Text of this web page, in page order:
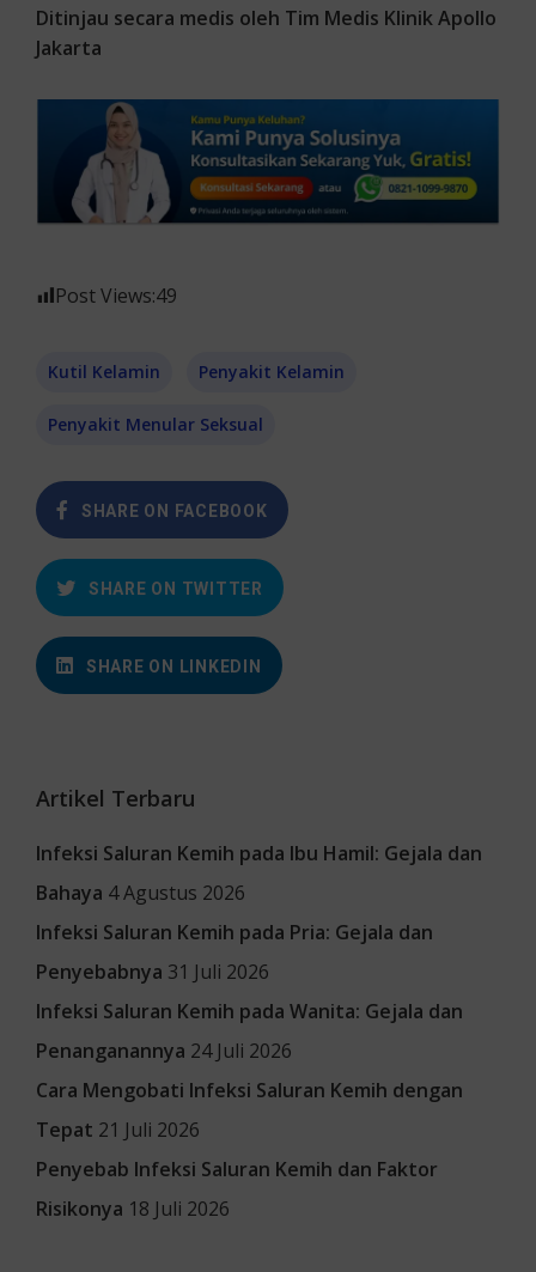
Ditinjau secara medis oleh Tim Medis Klinik Apollo
Jakarta
Post Views:49
Kutil Kelamin Penyakit Kelamin
Penyakit Menular Seksual
SHARE ON FACEBOOK
SHARE ON TWITTER
SHARE ON LINKEDIN
Artikel Terbaru
Infeksi Saluran Kemih pada Ibu Hamil: Gejala dan
Bahaya 4 Agustus 2026
Infeksi Saluran Kemih pada Pria: Gejala dan
Penyebabnya 31 Juli 2026
Infeksi Saluran Kemih pada Wanita: Gejala dan
Penanganannya 24 Juli 2026
Cara Mengobati Infeksi Saluran Kemih dengan
Tepat 21 Juli 2026
Penyebab Infeksi Saluran Kemih dan Faktor
Risikonya 18 Juli 2026